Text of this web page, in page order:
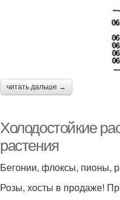
читать дальше →
Холодостойкие
растения
Бегонии, флоксы, пионы,
Розы, хосты в продаже!